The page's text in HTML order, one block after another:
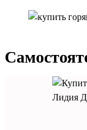
Лидия